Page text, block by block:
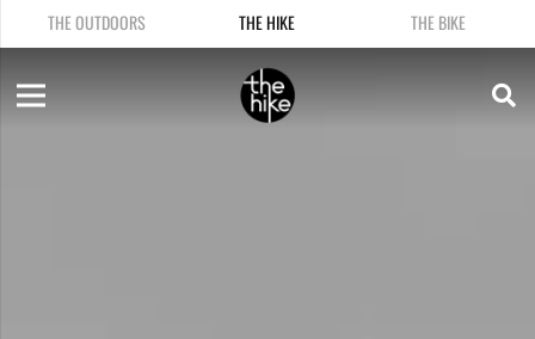
THE OUTDOORS THE HIKE THE BIKE